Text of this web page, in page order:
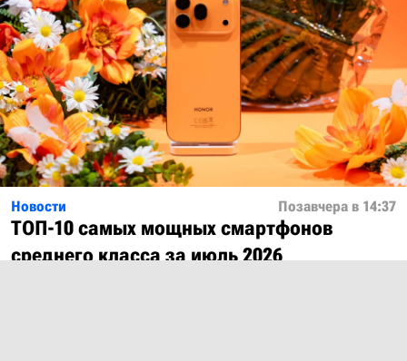
Новости Позавчера в 14:37
ТОП-10 самых мощных смартфонов
среднего класса за июль 2026